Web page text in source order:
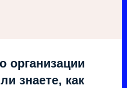
организации
знаете, как